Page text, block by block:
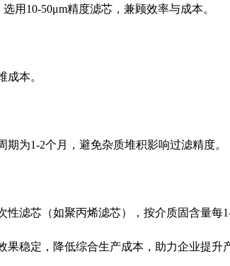
用10-50μm精度滤芯，兼顾效率与成本。
本。
为1-2个月，避免杂质堆积影响过滤精度。
滤芯（如聚丙烯滤芯），按介质固含量每
稳定，降低综合生产成本，助力企业提升